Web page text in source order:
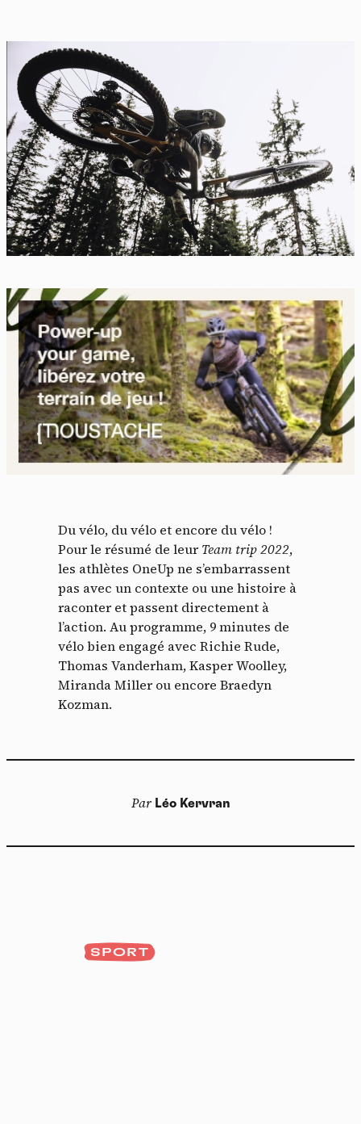
Du vélo, du vélo et encore du vélo !
Pour le résumé de leur Team trip 2022,
les athlètes OneUp ne s’embarrassent
pas avec un contexte ou une histoire à
raconter et passent directement à
l’action. Au programme, 9 minutes de
vélo bien engagé avec Richie Rude,
Thomas Vanderham, Kasper Woolley,
Miranda Miller ou encore Braedyn
Kozman.
Par Léo Kervran
SPORT